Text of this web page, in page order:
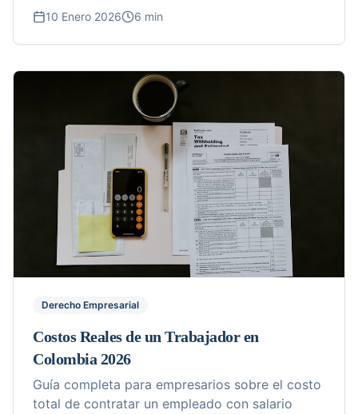
10 Enero 2026 6 min
Derecho Empresarial
Costos Reales de un Trabajador en
Colombia 2026
Guía completa para empresarios sobre el costo
total de contratar un empleado con salario